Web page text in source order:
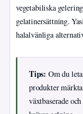
vegetabiliska
gelatinersättning.
halalvänliga
Tips: Om du
produkter
växtbaserade